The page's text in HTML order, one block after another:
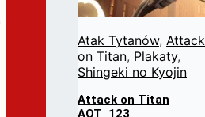
Atak Tytanów, Attack
on Titan, Plakaty,
Shingeki no Kyojin
Attack on Titan
AOT_123